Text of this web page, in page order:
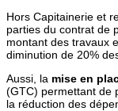
Hors Capitainerie et
parties du contrat de
montant des travaux
diminution de 20%
Aussi, la mise en
(GTC) permettant de
la réduction des